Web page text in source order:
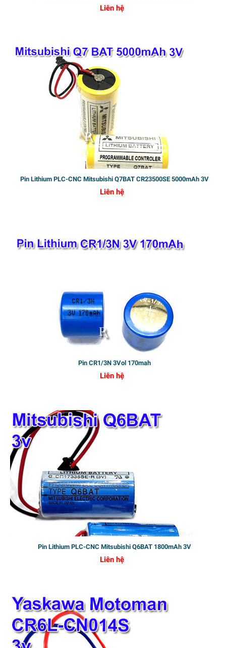
Liên hệ
Pin Lithium PLC-CNC Mitsubishi Q7BAT CR23500SE 5000mAh 3V
Liên hệ
Pin CR1/3N 3Vol 170mah
Liên hệ
Pin Lithium PLC-CNC Mitsubishi Q6BAT 1800mAh 3V
Liên hệ